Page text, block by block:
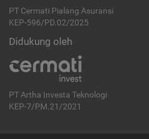
PT Cermati Pialang Asuransi
KEP-596/PD.02/2025
Didukung oleh
PT Artha Investa Teknologi
KEP-7/PM.21/2021